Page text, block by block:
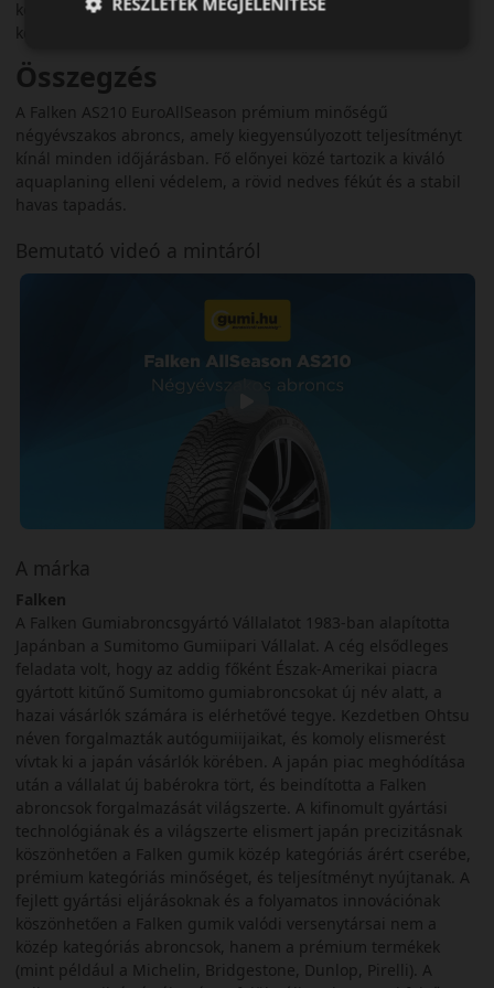
környezetben egyaránt. Azoknak ideális, akik biztonságos és
kényelmes négyévszakos megoldást keresnek.
Összegzés
A Falken AS210 EuroAllSeason prémium minőségű
négyévszakos abroncs, amely kiegyensúlyozott teljesítményt
kínál minden időjárásban. Fő előnyei közé tartozik a kiváló
aquaplaning elleni védelem, a rövid nedves fékút és a stabil
havas tapadás.
Bemutató videó a mintáról
A márka
Falken
A Falken Gumiabroncsgyártó Vállalatot 1983-ban alapította
Japánban a Sumitomo Gumiipari Vállalat. A cég elsődleges
feladata volt, hogy az addig főként Észak-Amerikai piacra
gyártott kitűnő Sumitomo gumiabroncsokat új név alatt, a
hazai vásárlók számára is elérhetővé tegye. Kezdetben Ohtsu
néven forgalmazták autógumiijaikat, és komoly elismerést
vívtak ki a japán vásárlók körében. A japán piac meghódítása
után a vállalat új babérokra tört, és beindította a Falken
abroncsok forgalmazását világszerte. A kifinomult gyártási
technológiának és a világszerte elismert japán precizitásnak
köszönhetően a Falken gumik közép kategóriás árért cserébe,
prémium kategóriás minőséget, és teljesítményt nyújtanak. A
fejlett gyártási eljárásoknak és a folyamatos innovációnak
köszönhetően a Falken gumik valódi versenytársai nem a
közép kategóriás abroncsok, hanem a prémium termékek
(mint például a Michelin, Bridgestone, Dunlop, Pirelli). A